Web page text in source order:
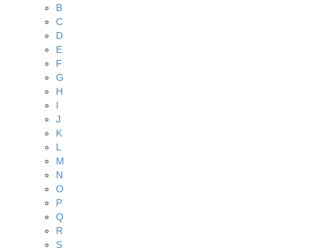
B
C
D
E
F
G
H
I
J
K
L
M
N
O
P
Q
R
S